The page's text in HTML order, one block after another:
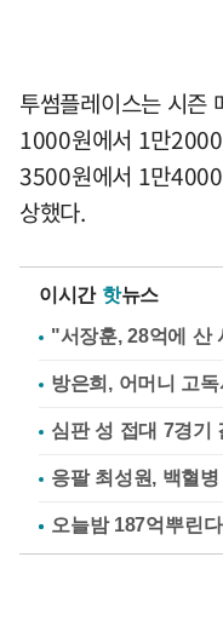
투썸플레이스는 시즌
1000원에서 1만
3500원에서 1만
상했다.
이시간 핫뉴스
"서장훈, 28억에 산
방은희, 어머니 고
심판 성 접대 7경
응팔 최성원, 백혈